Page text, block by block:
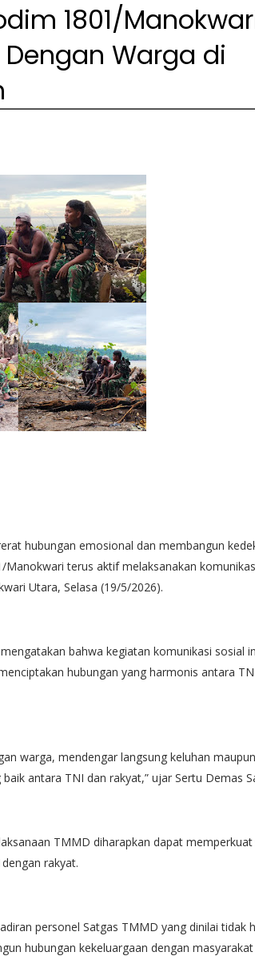
1801/
Warga di
hubungan emosional dan membangun
terus aktif melaksanakan
Utara, Selasa (19/5/2026).
bahwa kegiatan komunikasi sosial
hubungan yang harmonis antara
warga, mendengar langsung keluhan
antara TNI dan rakyat,” ujar Sertu Demas
TMMD diharapkan dapat
rakyat.
personel Satgas TMMD yang dinilai tidak
hubungan kekeluargaan dengan